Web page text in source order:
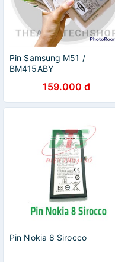
Pin Samsung M51 /
BM415ABY
159.000 đ
Pin Nokia 8 Sirocco